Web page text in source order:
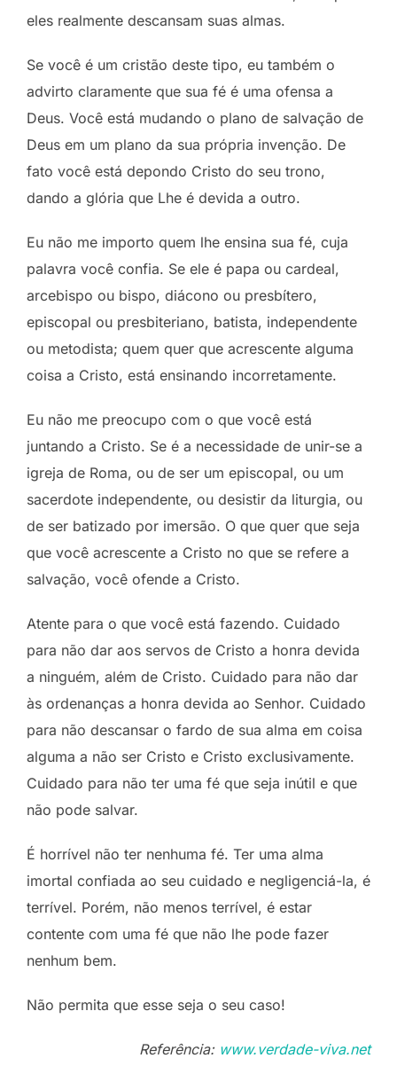
eles realmente descansam suas almas.
Se você é um cristão deste tipo, eu também o
advirto claramente que sua fé é uma ofensa a
Deus. Você está mudando o plano de salvação de
Deus em um plano da sua própria invenção. De
fato você está depondo Cristo do seu trono,
dando a glória que Lhe é devida a outro.
Eu não me importo quem lhe ensina sua fé, cuja
palavra você confia. Se ele é papa ou cardeal,
arcebispo ou bispo, diácono ou presbítero,
episcopal ou presbiteriano, batista, independente
ou metodista; quem quer que acrescente alguma
coisa a Cristo, está ensinando incorretamente.
Eu não me preocupo com o que você está
juntando a Cristo. Se é a necessidade de unir-se a
igreja de Roma, ou de ser um episcopal, ou um
sacerdote independente, ou desistir da liturgia, ou
de ser batizado por imersão. O que quer que seja
que você acrescente a Cristo no que se refere a
salvação, você ofende a Cristo.
Atente para o que você está fazendo. Cuidado
para não dar aos servos de Cristo a honra devida
a ninguém, além de Cristo. Cuidado para não dar
às ordenanças a honra devida ao Senhor. Cuidado
para não descansar o fardo de sua alma em coisa
alguma a não ser Cristo e Cristo exclusivamente.
Cuidado para não ter uma fé que seja inútil e que
não pode salvar.
É horrível não ter nenhuma fé. Ter uma alma
imortal confiada ao seu cuidado e negligenciá-la, é
terrível. Porém, não menos terrível, é estar
contente com uma fé que não lhe pode fazer
nenhum bem.
Não permita que esse seja o seu caso!
Referência: www.verdade-viva.net